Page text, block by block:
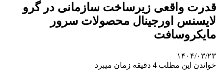
قدرت واقعی زیرساخت سازمانی در گرو
لایسنس اورجینال محصولات سرور
مایکروسافت
۱۴۰۴/۰۳/۲۳
خواندن این مطلب 4 دقیقه زمان میبرد